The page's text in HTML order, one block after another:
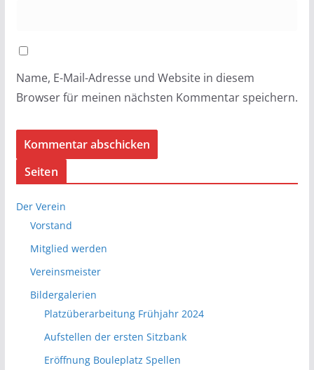
Name, E-Mail-Adresse und Website in diesem
Browser für meinen nächsten Kommentar speichern.
Seiten
Der Verein
Vorstand
Mitglied werden
Vereinsmeister
Bildergalerien
Platzüberarbeitung Frühjahr 2024
Aufstellen der ersten Sitzbank
Eröffnung Bouleplatz Spellen